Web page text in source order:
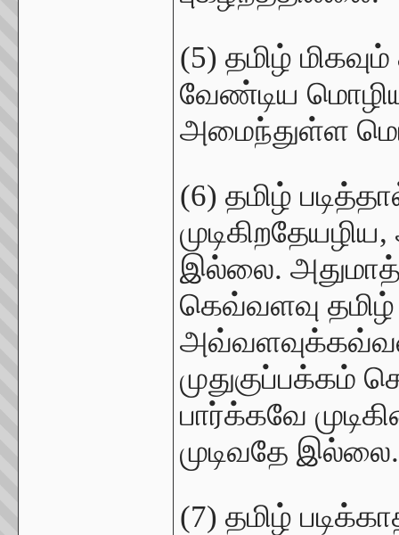
(5) தமிழ்
வேண்டிய
அமைந்துள்ள
(6) தமிழ்
இல்லை.
கெவ்வளவு தமிழ்
முதுகுப்பக்கம்
பார்க்கவே
முடிவதே
(7) தமிழ்